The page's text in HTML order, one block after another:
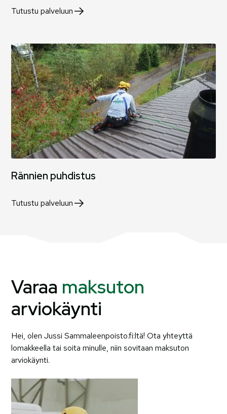
Tutustu palveluun
Rännien puhdistus
Tutustu palveluun
Varaa maksuton
arviokäynti
Hei, olen Jussi Sammaleenpoisto.fi:ltä! Ota yhteyttä
lomakkeella tai soita minulle, niin sovitaan maksuton
arviokäynti.